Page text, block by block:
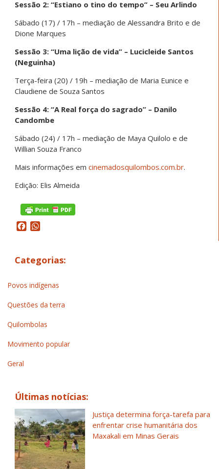
Sessão 2: “Estiano o tino do tempo” – Seu Arlindo
Sábado (17) / 17h – mediação de Alessandra Brito e de
Dione Marques
Sessão 3: “Uma lição de vida” – Lucicleide Santos
(Neguinha)
Terça-feira (20) / 19h – mediação de Maria Eunice e
Claudiene de Souza Santos
Sessão 4: “A Real força do sagrado” – Danilo
Candombe
Sábado (24) / 17h – mediação de Maya Quilolo e de
Willian Souza Franco
Mais informações em cinemadosquilombos.com.br.
Edição: Elis Almeida
Facebook
Categorias:
Povos indígenas
Questões da terra
Quilombolas
Movimento popular
Geral
Últimas notícias:
Justiça determina força-tarefa para
enfrentar crise humanitária dos
Maxakali em Minas Gerais